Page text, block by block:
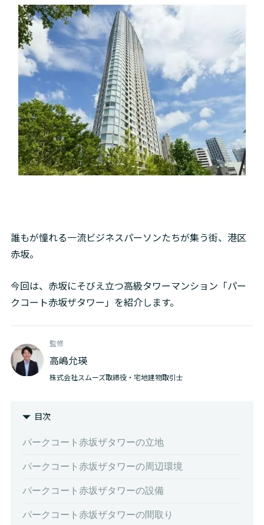
誰もが憧れる一流ビジネスパーソンたちが集う街、港区
赤坂。
今回は、赤坂にそびえ立つ高級タワーマンション「パー
クコート赤坂ザタワー」を紹介します。
監修
高嶋允瑛
株式会社スムーズ取締役・宅地建物取引士
目次
パークコート赤坂ザタワーの立地
パークコート赤坂ザタワーの周辺環境
パークコート赤坂ザタワーの設備
パークコート赤坂ザタワーの間取り